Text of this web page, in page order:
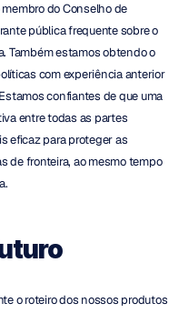
do Conselho de
pública frequente sobre o
Também estamos obtendo o
com experiência anterior
confiantes de que uma
entre todas as partes
eficaz para proteger as
de fronteira, ao mesmo tempo
o roteiro dos nossos produtos